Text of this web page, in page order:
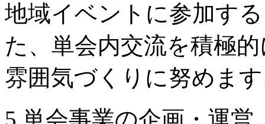
地域イベントに参加す
た、単会内交流を積極
雰囲気づくりに努めま